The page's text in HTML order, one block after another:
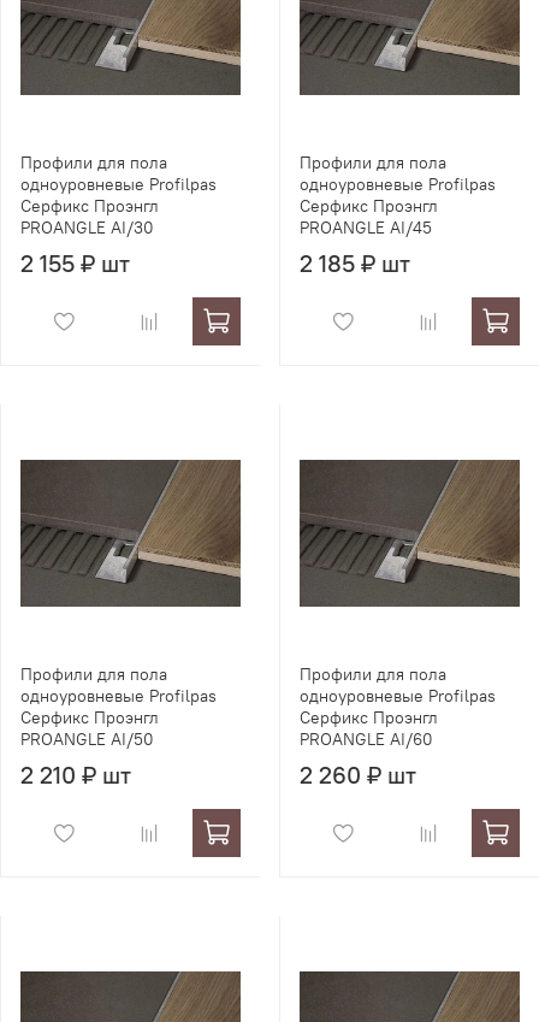
Профили для пола
одноуровневые Profilpas
Серфикс Проэнгл
PROANGLE AI/30
2 155 ₽ шт
Профили для пола
одноуровневые Profilpas
Серфикс Проэнгл
PROANGLE AI/45
2 185 ₽ шт
Профили для пола
одноуровневые Profilpas
Серфикс Проэнгл
PROANGLE AI/50
2 210 ₽ шт
Профили для пола
одноуровневые Profilpas
Серфикс Проэнгл
PROANGLE AI/60
2 260 ₽ шт